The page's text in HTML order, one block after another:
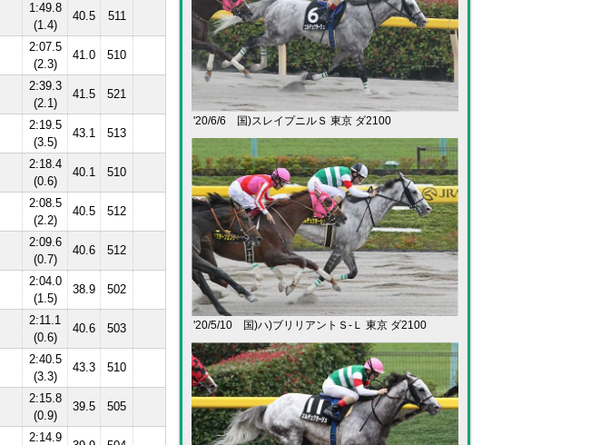
1:49.8
(1.4)
40.5 511
2:07.5
(2.3)
41.0 510
2:39.3
(2.1)
41.5 521
2:19.5
(3.5)
43.1 513
2:18.4
(0.6)
40.1 510
2:08.5
(2.2)
40.5 512
2:09.6
(0.7)
40.6 512
2:04.0
(1.5)
38.9 502
2:11.1
(0.6)
40.6 503
2:40.5
(3.3)
43.3 510
2:15.8
(0.9)
39.5 505
2:14.9
'20/6/6 国)スレイプニルＳ 東京 ダ2100
'20/5/10 国)ハ)ブリリアントＳ-Ｌ 東京 ダ2100